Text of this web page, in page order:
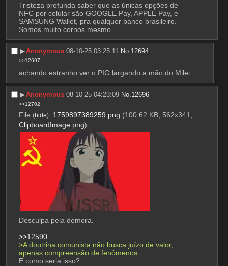
Tristeza profunda saber que as únicas opções de
NFC por celular são GOOGLE Pay, APPLE Pay, e
SAMSUNG Wallet, pra qualquer banco brasileiro.
Somos muito cornos mesmo.
▶︎Anonymous 08-10-25 03:25:11 No. 12694
>>12697
achando estranho ver o PIG largando a mão do Milei
▶︎Anonymous 08-10-25 04:23:09 No.12696
>>12702
File (hide): 1759897389259.png (100.62 KB, 562x341,
ClipboardImage.png)
Desculpa pela demora.
>>12590
>A doutrina comunista não busca juízo de valor,
apenas compreensão de fenômenos
E como seria isso?